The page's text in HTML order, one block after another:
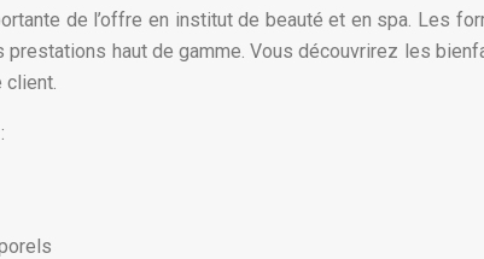
de l’offre en institut de beauté et en spa. Les
prestations haut de gamme. Vous découvrirez les